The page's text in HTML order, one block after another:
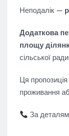
Неподалік —
Додаткова
площу
сільської ради.
Ця
проживання
За